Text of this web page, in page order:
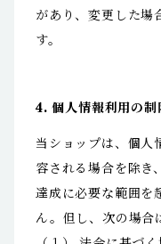
があり、変更した場
す。
4. 個人情報利用の制
当ショップは、個人
容される場合を除き
達成に必要な範囲を
ん。但し、次の場合